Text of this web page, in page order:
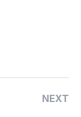
NEXT